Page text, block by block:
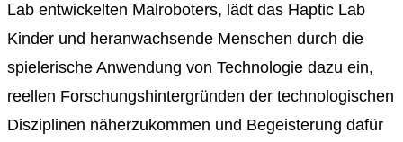
Lab entwickelten Malroboters, lädt das Haptic Lab
Kinder und heranwachsende Menschen durch die
spielerische Anwendung von Technologie dazu ein,
reellen Forschungshintergründen der technologischen
Disziplinen näherzukommen und Begeisterung dafür